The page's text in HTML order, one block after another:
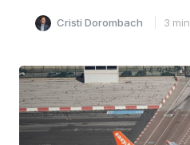
Cristi Dorombach 3 min